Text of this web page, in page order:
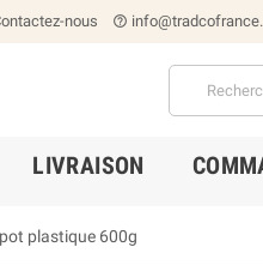
nous help_outline
LIVRAISON
plastique 600g